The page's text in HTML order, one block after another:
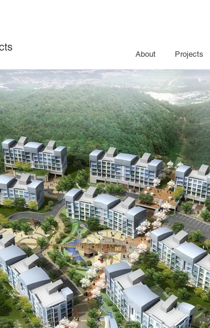
About Projects